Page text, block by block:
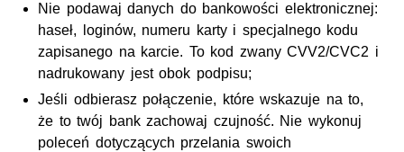
Nie podawaj danych do bankowości elektronicznej:
haseł, loginów, numeru karty i specjalnego kodu
zapisanego na karcie. To kod zwany CVV2/CVC2 i
nadrukowany jest obok podpisu;
Jeśli odbierasz połączenie, które wskazuje na to,
że to twój bank zachowaj czujność. Nie wykonuj
poleceń dotyczących przelania swoich